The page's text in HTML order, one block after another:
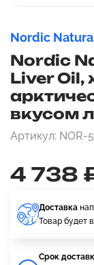
Nordic
Nordic
Liver Oil,
вкусом
Артикул: NOR-
4 738
Доставка
Товар будет
Cрок